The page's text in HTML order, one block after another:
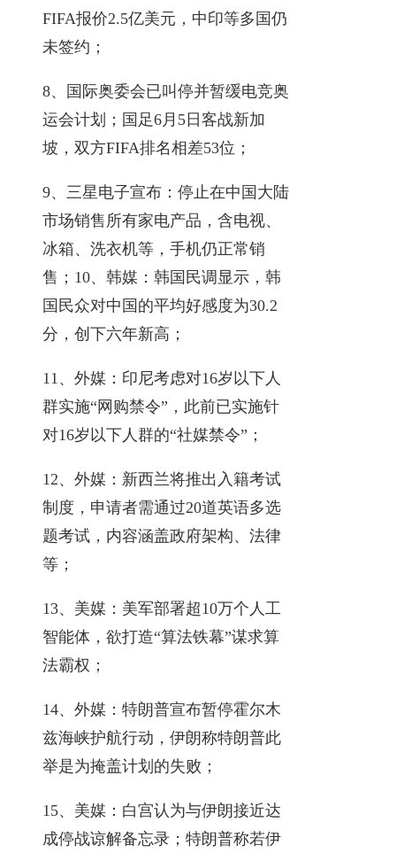
FIFA报价2.5亿美元，中印等多国仍
未签约；
8、国际奥委会已叫停并暂缓电竞奥
运会计划；国足6月5日客战新加
坡，双方FIFA排名相差53位；
9、三星电子宣布：停止在中国大陆
市场销售所有家电产品，含电视、
冰箱、洗衣机等，手机仍正常销
售；10、韩媒：韩国民调显示，韩
国民众对中国的平均好感度为30.2
分，创下六年新高；
11、外媒：印尼考虑对16岁以下人
群实施“网购禁令”，此前已实施针
对16岁以下人群的“社媒禁令”；
12、外媒：新西兰将推出入籍考试
制度，申请者需通过20道英语多选
题考试，内容涵盖政府架构、法律
等；
13、美媒：美军部署超10万个人工
智能体，欲打造“算法铁幕”谋求算
法霸权；
14、外媒：特朗普宣布暂停霍尔木
兹海峡护航行动，伊朗称特朗普此
举是为掩盖计划的失败；
15、美媒：白宫认为与伊朗接近达
成停战谅解备忘录；特朗普称若伊